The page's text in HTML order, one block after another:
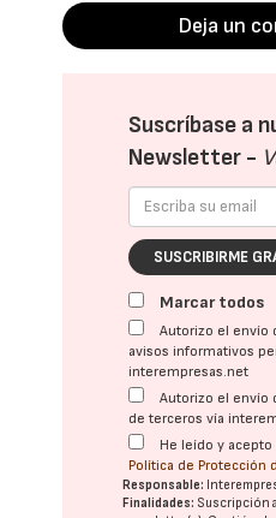
Deja un
Suscríbase a
Newsletter -
SUSCRIBIRME
Marcar todos
Autorizo el envío
avisos informativos
interempresas.net
Autorizo el envío
de terceros vía
He leído y
Política de Protección
Responsable:
Finalidades: Suscripción